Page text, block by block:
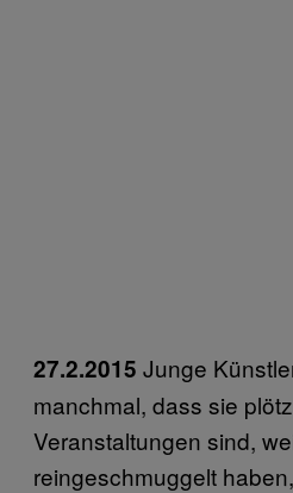
27.2.2015 Junge
manchmal, dass sie
Veranstaltungen sind,
reingeschmuggelt